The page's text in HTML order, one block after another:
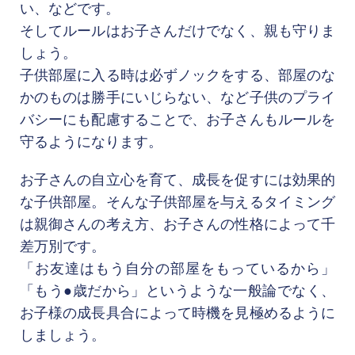
い、などです。
そしてルールはお子さんだけでなく、親も守りま
しょう。
子供部屋に入る時は必ずノックをする、部屋のな
かのものは勝手にいじらない、など子供のプライ
バシーにも配慮することで、お子さんもルールを
お子さんの自立心を育て、成長を促すには効果的
な子供部屋。そんな子供部屋を与えるタイミング
は親御さんの考え方、お子さんの性格によって千
差万別です。
「お友達はもう自分の部屋をもっているから」
「もう●歳だから」というような一般論でなく、
お子様の成長具合によって時機を見極めるように